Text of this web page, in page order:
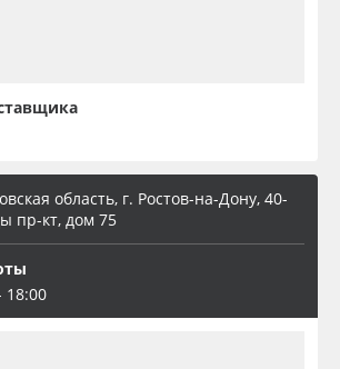
область, г. Ростов-на-Дону, 40-
пр-кт, дом 75
18:00